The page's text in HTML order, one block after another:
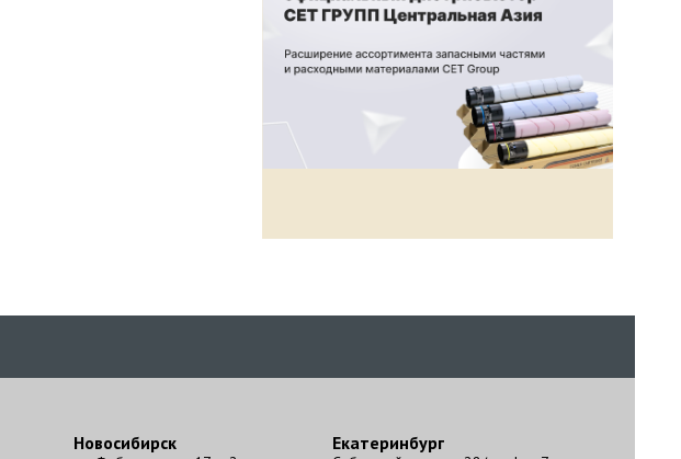
Новосибирск Екатеринбург